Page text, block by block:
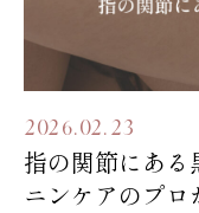
2026.02.23
指の関節にある
ニンケアのプロ